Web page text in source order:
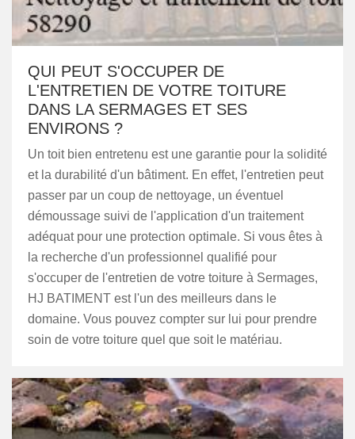
QUI PEUT S'OCCUPER DE
L'ENTRETIEN DE VOTRE TOITURE
DANS LA SERMAGES ET SES
ENVIRONS ?
Un toit bien entretenu est une garantie pour la solidité
et la durabilité d'un bâtiment. En effet, l'entretien peut
passer par un coup de nettoyage, un éventuel
démoussage suivi de l'application d'un traitement
adéquat pour une protection optimale. Si vous êtes à
la recherche d'un professionnel qualifié pour
s'occuper de l'entretien de votre toiture à Sermages,
HJ BATIMENT est l'un des meilleurs dans le
domaine. Vous pouvez compter sur lui pour prendre
soin de votre toiture quel que soit le matériau.